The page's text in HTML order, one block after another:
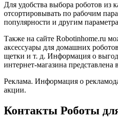
Для удобства выбора роботов из
отсортировывать по рабочим
популярности и другим
Также на сайте Robotinhome.ru
аксессуары для домашних
щетки и т. д. Информация о
интернет-магазина представлена
Реклама. Информация о
акции.
Контакты Роботы